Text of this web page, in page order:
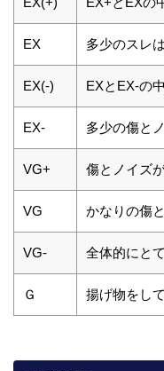
EX 多少のスレ
EX(-) EXとEX-の中
EX- 多少の傷と
VG+ 傷とノイズ
VG かなりの傷
VG- 全体的にと
Ｇ 揚げ物をし